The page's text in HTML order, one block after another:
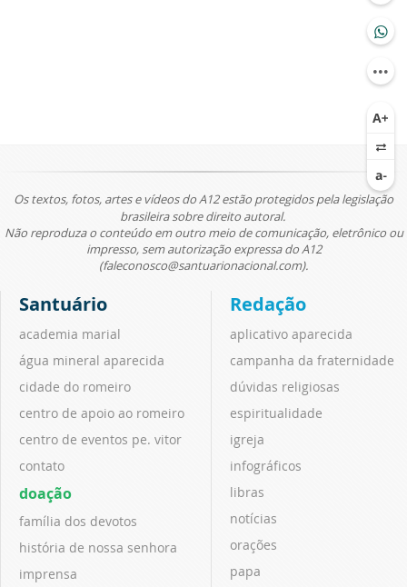
Os textos, fotos, artes e vídeos do A12 estão protegidos pela legislação
brasileira sobre direito autoral.
Não reproduza o conteúdo em outro meio de comunicação, eletrônico ou
impresso, sem autorização expressa do A12
(faleconosco@santuarionacional.com).
Santuário
academia marial
água mineral aparecida
cidade do romeiro
centro de apoio ao romeiro
centro de eventos pe. vitor
contato
doação
família dos devotos
história de nossa senhora
imprensa
Redação
aplicativo aparecida
campanha da fraternidade
dúvidas religiosas
espiritualidade
igreja
infográficos
libras
notícias
orações
papa